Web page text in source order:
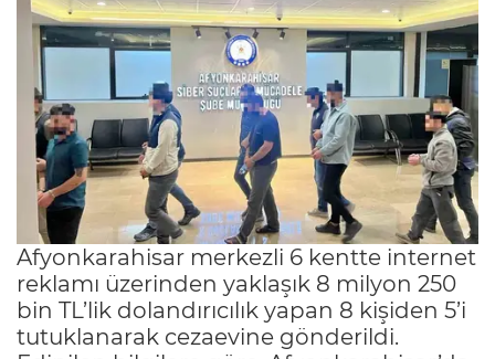
Afyonkarahisar merkezli 6 kentte internet
reklamı üzerinden yaklaşık 8 milyon 250
bin TL’lik dolandırıcılık yapan 8 kişiden 5’i
tutuklanarak cezaevine gönderildi.